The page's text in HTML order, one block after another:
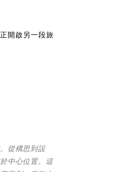
開啟另一段旅
從構思到設
中心位置。這